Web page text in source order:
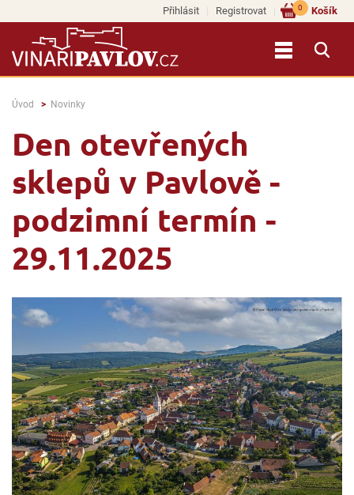
Přihlásit Registrovat Košík
0
Úvod Novinky
Den otevřených
sklepů v Pavlově -
podzimní termín -
29.11.2025